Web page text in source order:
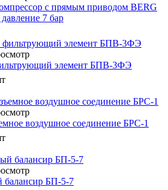
с прямым приводом BERG
7 бар
элемент БПВ-3ФЭ
воздушное соединение БРС-1
БП-5-7